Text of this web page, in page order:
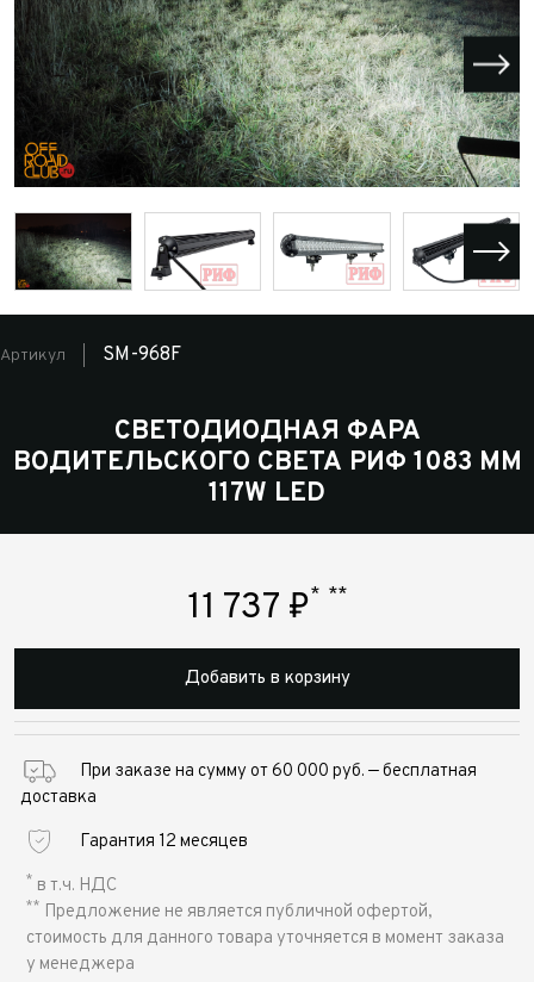
Артикул SM-968F
СВЕТОДИОДНАЯ ФАРА
ВОДИТЕЛЬСКОГО СВЕТА РИФ 1083 ММ
117W LED
11 737 ₽* **
Добавить в корзину
При заказе на сумму от 60 000 руб. — бесплатная
доставка
Гарантия 12 месяцев
* в т.ч. НДС
** Предложение не является публичной офертой,
стоимость для данного товара уточняется в момент заказа
у менеджера